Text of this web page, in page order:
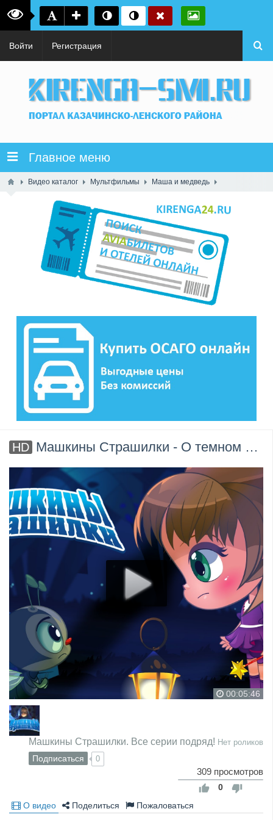
Войти Регистрация
Главное меню
Видео каталог Мультфильмы Маша и медведь
HD Машкины Страшилки - О темном лесе и маленьком жучке (1 серия)
00:05:46
Машкины Страшилки. Все серии подряд! Нет роликов
Подписаться 0
309 просмотров
0
О видео
Поделиться Пожаловаться